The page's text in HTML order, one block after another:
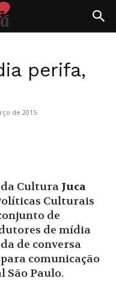
perifa,
de 2015
Cultura Juca
Culturais
de
de mídia
de conversa
comunicação
São Paulo.